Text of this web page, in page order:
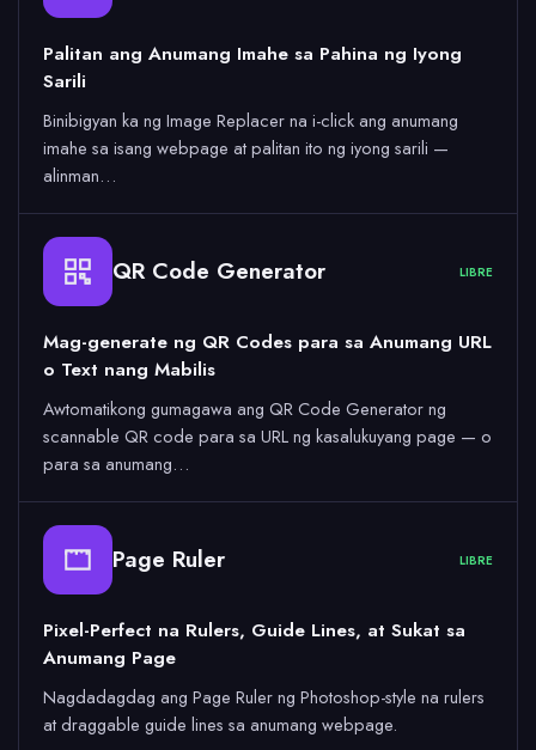
Palitan ang Anumang Imahe sa Pahina ng Iyong
Sarili
Binibigyan ka ng Image Replacer na i-click ang anumang
imahe sa isang webpage at palitan ito ng iyong sarili —
alinman…
QR Code Generator LIBRE
Mag-generate ng QR Codes para sa Anumang URL
o Text nang Mabilis
Awtomatikong gumagawa ang QR Code Generator ng
scannable QR code para sa URL ng kasalukuyang page — o
para sa anumang…
Page Ruler LIBRE
Pixel-Perfect na Rulers, Guide Lines, at Sukat sa
Anumang Page
Nagdadagdag ang Page Ruler ng Photoshop-style na rulers
at draggable guide lines sa anumang webpage.